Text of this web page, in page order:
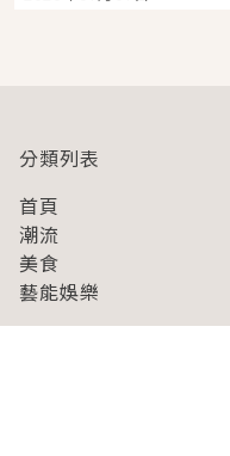
分類列表
首頁
潮流
美食
藝能娛樂